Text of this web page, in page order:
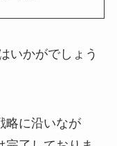
いかがでしょう
略に沿いなが